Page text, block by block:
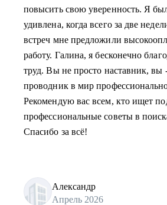
повысить свою уверенность. Я
удивлена, когда всего за две
встреч мне предложили
работу. Галина, я бесконечно
труд. Вы не просто наставник, вы
проводник в мир
Рекомендую вас всем, кто ищет
профессиональные советы в
Спасибо за всё!
Александр
Апрель 2026